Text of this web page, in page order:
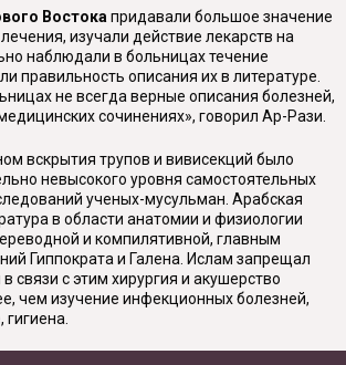
Востока придавали большое значение
изучали действие лекарств на
наблюдали в больницах течение
правильность описания их в литературе.
не всегда верные описания болезней,
сочинениях», говорил Ар-Рази.
вскрытия трупов и вивисекций было
невысокого уровня самостоятельных
ученых-мусульман. Арабская
в области анатомии и физиологии
и компилятивной, главным
Гиппократа и Галена. Ислам запрещал
связи с этим хирургия и акушерство
чем изучение инфекционных болезней,